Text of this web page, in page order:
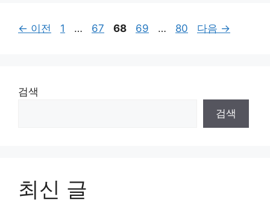
← 이전
페
1 …
페
67
페
68
페
69 …
페
80 다음 →
검색
검색
최신 글